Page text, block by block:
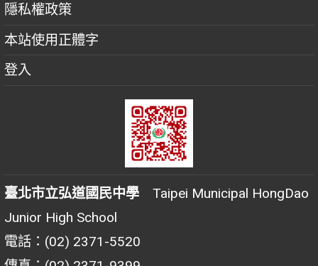
隱私權政策
本站使用正體字
登入
臺北市立弘道國民中學 Taipei Municipal HongDao
Junior High School
電話：(02) 2371-5520